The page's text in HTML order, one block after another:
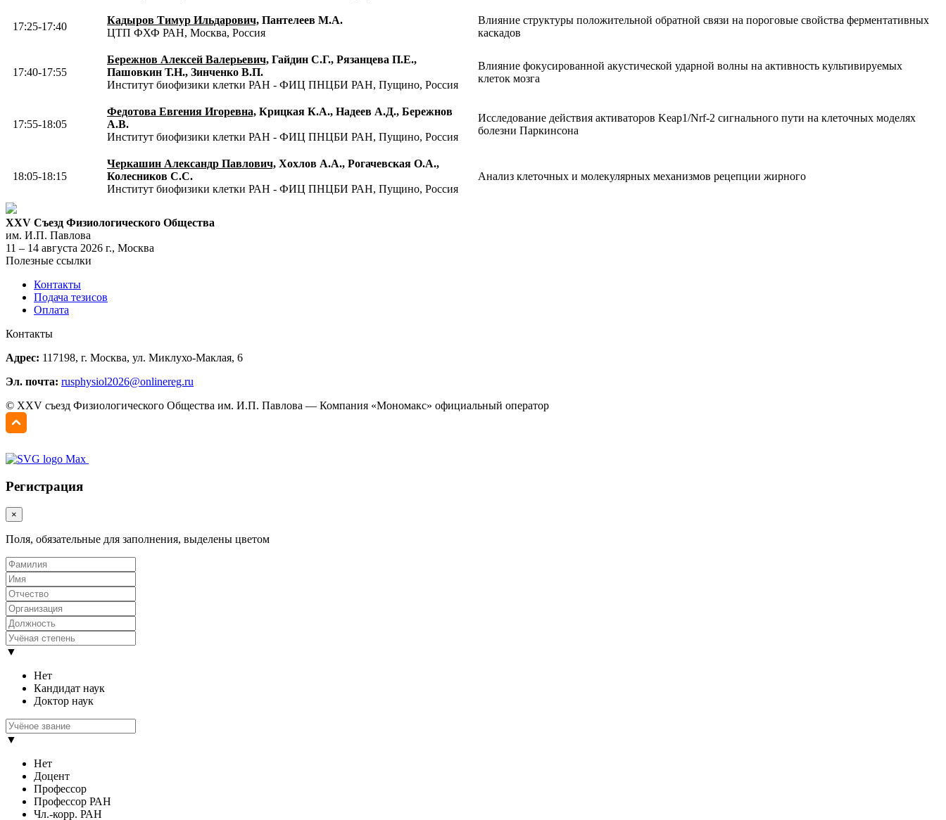
17:25-17:40
Кадыров Тимур Ильдарович, Пантелеев М.А.
ЦТП ФХФ РАН, Москва, Россия
Влияние структуры положительной обратной связи на пороговые свойства ферментативных
каскадов
17:40-17:55
Бережнов Алексей Валерьевич, Гайдин С.Г., Рязанцева П.Е.,
Пашовкин Т.Н., Зинченко В.П.
Институт биофизики клетки РАН - ФИЦ ПНЦБИ РАН, Пущино, Россия
Влияние фокусированной акустической ударной волны на активность культивируемых
клеток мозга
17:55-18:05
Федотова Евгения Игоревна, Крицкая К.А., Надеев А.Д., Бережнов
А.В.
Институт биофизики клетки РАН - ФИЦ ПНЦБИ РАН, Пущино, Россия
Исследование действия активаторов Keap1/Nrf-2 сигнального пути на клеточных моделях
болезни Паркинсона
18:05-18:15
Черкашин Александр Павлович, Хохлов А.А., Рогачевская О.А.,
Колесников С.С.
Институт биофизики клетки РАН - ФИЦ ПНЦБИ РАН, Пущино, Россия
Анализ клеточных и молекулярных механизмов рецепции жирного
XXV Съезд Физиологического Общества
им. И.П. Павлова
11 – 14 августа 2026 г., Москва
Полезные ссылки
Контакты
Подача тезисов
Оплата
Контакты
Адрес: 117198, г. Москва, ул. Миклухо-Маклая, 6
Эл. почта: rusphysiol2026@onlinereg.ru
© XXV съезд Физиологического Общества им. И.П. Павлова — Компания «Мономакс» официальный оператор
Регистрация
×
Поля, обязательные для заполнения, выделены цветом
▼
Нет
Кандидат наук
Доктор наук
▼
Нет
Доцент
Профессор
Профессор РАН
Чл.-корр. РАН